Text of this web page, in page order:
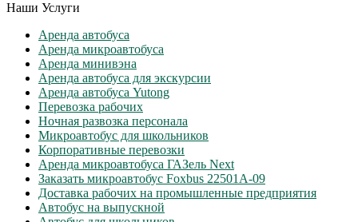
Наши Услуги
Аренда автобуса
Аренда микроавтобуса
Аренда минивэна
Аренда автобуса для экскурсии
Аренда автобуса Yutong
Перевозка рабочих
Ночная развозка персонала
Микроавтобус для школьников
Корпоративные перевозки
Аренда микроавтобуса ГАЗель Next
Заказать микроавтобус Foxbus 22501А-09
Доставка рабочих на промышленные предприятия
Автобус на выпускной